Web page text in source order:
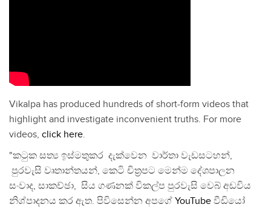
Vikalpa has produced hundreds of short-form videos that
highlight and investigate inconvenient truths. For more
videos, click here.
"කටුක සත්‍ය ඉස්මතුකර දැක්වෙන වාර්තා වැඩසටහන්,
පුරවැසි වෘතාන්තයන්, කෙටි චිත්‍රපට මෙන්ම දේශපාලන
සංවාද, සාකච්ඡා, සිය ගණනක් විකල්ප පුරවැසි වෙබ් අඩවිය
නිශ්පාදනය කර ඇත. පිවිසෙන්න අපගේ YouTube වීඩියෝ